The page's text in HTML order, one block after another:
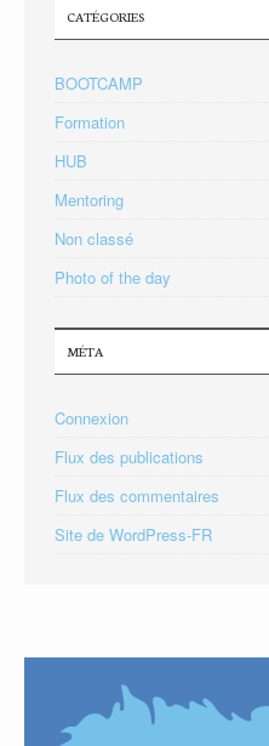
CATÉGORIES
BOOTCAMP
Formation
HUB
Mentoring
Non classé
Photo of the day
MÉTA
Connexion
Flux des publications
Flux des commentaires
Site de WordPress-FR